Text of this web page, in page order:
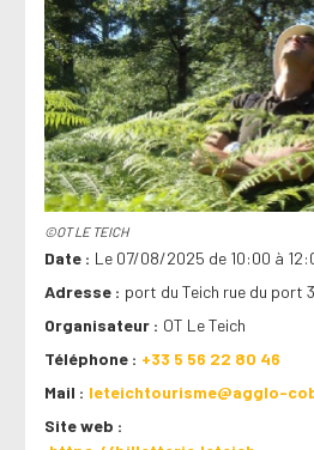
©OT LE TEICH
Date
Le 07/08/2025 de 10:00 à
Adresse
port du Teich rue du port
Organisateur
OT Le Teich
Téléphone
+33 5 56 22 80 46
Mail
leteichtourisme@agglo-
Site web